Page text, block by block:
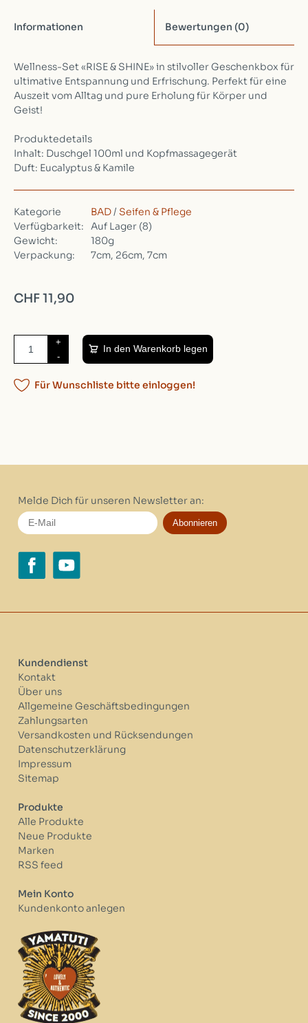
Informationen Bewertungen (0)
Wellness-Set «RISE & SHINE» in stilvoller Geschenkbox für
ultimative Entspannung und Erfrischung. Perfekt für eine
Auszeit vom Alltag und pure Erholung für Körper und
Geist!
Produktedetails
Inhalt: Duschgel 100ml und Kopfmassagegerät
Duft: Eucalyptus & Kamile
Kategorie BAD / Seifen & Pflege
Verfügbarkeit:
Auf Lager (8)
Gewicht:
180g
Verpackung:
7cm, 26cm, 7cm
CHF 11,90
+
-
In den Warenkorb legen
Für Wunschliste bitte einloggen!
Melde Dich für unseren Newsletter an:
Abonnieren
Kundendienst
Kontakt
Über uns
Allgemeine Geschäftsbedingungen
Zahlungsarten
Versandkosten und Rücksendungen
Datenschutzerklärung
Impressum
Sitemap
Produkte
Alle Produkte
Neue Produkte
Marken
RSS feed
Mein Konto
Kundenkonto anlegen